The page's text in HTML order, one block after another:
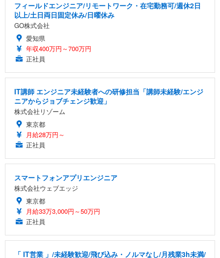
フィールドエンジニア/リモートワーク・在宅勤務可/週休2日
以上/土日両日固定休み/日曜休み
GO株式会社
愛知県
年収400万円～700万円
正社員
IT講師 エンジニア未経験者への研修担当「講師未経験/エンジ
ニアからジョブチェンジ歓迎」
株式会社リゾーム
東京都
月給28万円～
正社員
スマートフォンアプリエンジニア
株式会社ウェブエッジ
東京都
月給33万3,000円～50万円
正社員
「 IT営業 」/未経験歓迎/飛び込み・ノルマなし/月残業3h未満/